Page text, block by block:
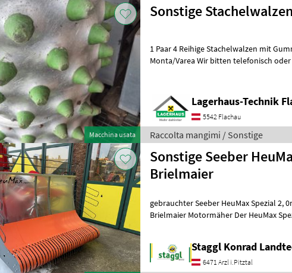
Macchina usata
Sonstige Stachelwalzen
1 Paar 4 Reihige Stachelwalzen mit
Monta/Varea Wir bitten telefonisch oder per Mail Ihren Besuch
Lagerhaus-Technik
5542 Flachau
Raccolta mangimi / Sonstige
Sonstige Seeber
Brielmaier
gebrauchter Seeber HeuMax Spezial 2,
Brielmaier Motormäher Der HeuMax
Staggl Konrad
6471 Arzl i.Pitztal